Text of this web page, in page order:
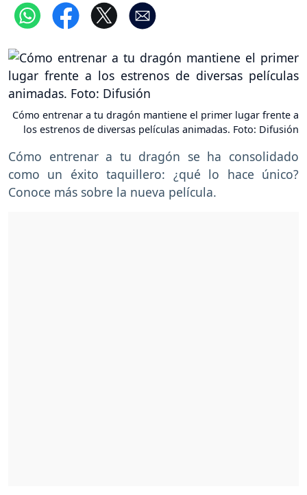
Cómo entrenar a tu dragón mantiene el primer lugar frente a
los estrenos de diversas películas animadas. Foto: Difusión
Cómo entrenar a tu dragón se ha consolidado
como un éxito taquillero: ¿qué lo hace único?
Conoce más sobre la nueva película.